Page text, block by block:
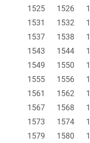
1525
1526
1531
1532
1537
1538
1543
1544
1549
1550
1555
1556
1561
1562
1567
1568
1573
1574
1579
1580